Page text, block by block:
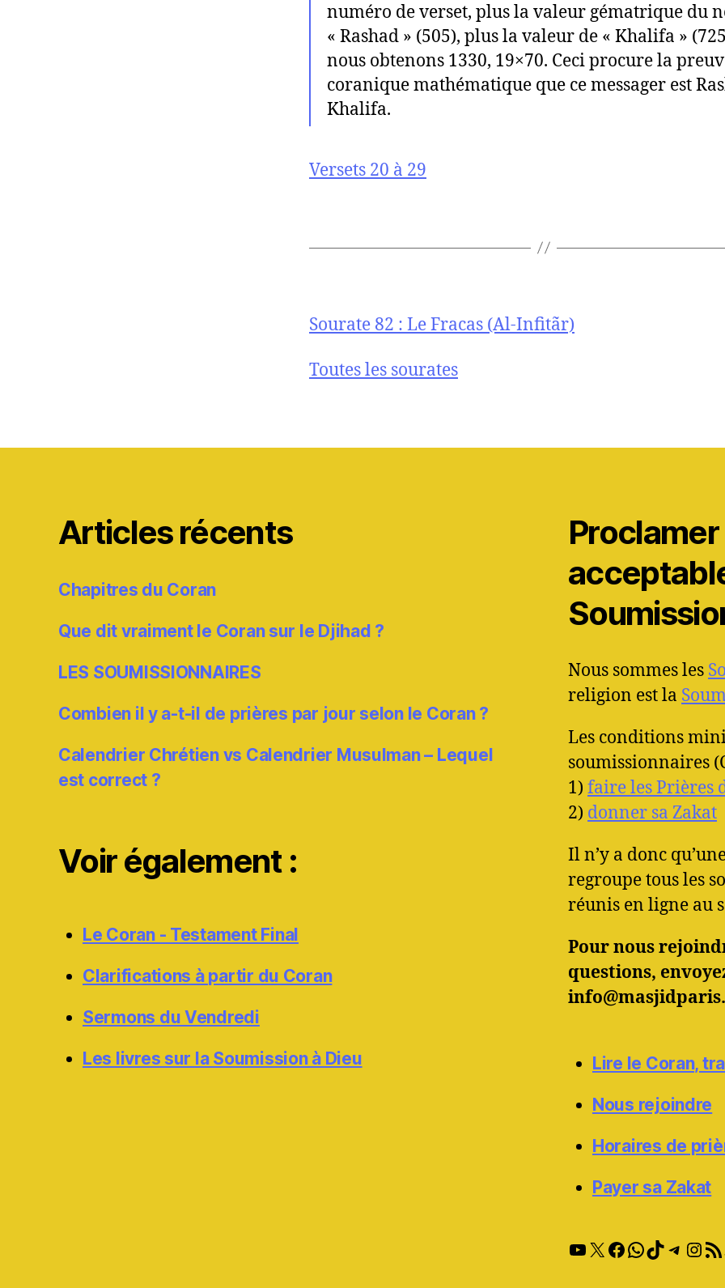
numéro de verset, plus la valeur gématrique du
« Rashad » (505), plus la valeur de « Khalifa »
nous obtenons 1330, 19×70. Ceci procure la
coranique mathématique que ce messager est
Khalifa.
Versets 20 à 29
Sourate 82 : Le Fracas (Al-Infitãr)
Toutes les sourates
Articles récents
Chapitres du Coran
Que dit vraiment le Coran sur le Djihad ?
LES SOUMISSIONNAIRES
Combien il y a-t-il de prières par jour selon le Coran ?
Calendrier Chrétien vs Calendrier Musulman – Lequel
est correct ?
Voir également :
Le Coran - Testament Final
Clarifications à partir du Coran
Sermons du Vendredi
Les livres sur la Soumission à Dieu
Nous sommes les
religion est la
Les conditions
soumissionnaires
1) faire les Prières
2) donner sa Zakat
Il n’y a donc
regroupe tous les
réunis en ligne au
Pour nous
questions,
Lire le Coran,
Nous rejoindre
Horaires de
Payer sa Zakat
YouTube
X Facebook
WhatsApp
TikTok